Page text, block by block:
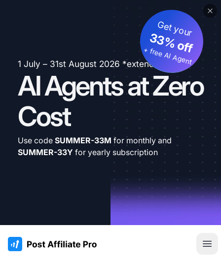
1 July – 31st August 2026 *extended
AI Agents at Zero
Cost
Get your
33% off
+ free AI Agent
Use code SUMMER-33M for monthly and
SUMMER-33Y for yearly subscription
:site.title